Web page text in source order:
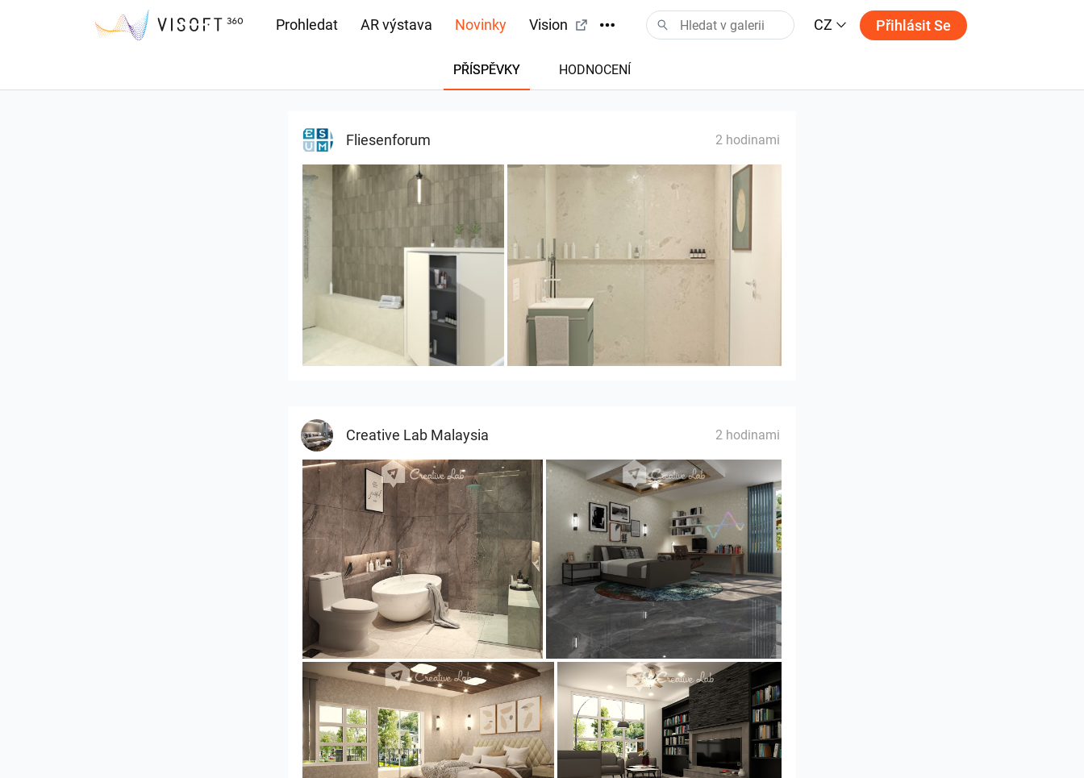
Prohledat AR výstava Novinky Vision CZ Přihlásit Se
PŘÍSPĚVKY HODNOCENÍ
Fliesenforum 2 hodinami
Creative Lab Malaysia 2 hodinami
YUSMAN_BATHROOM YUSMAN_BEDROOM